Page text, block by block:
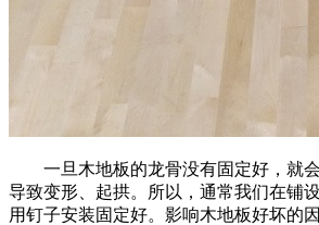
一旦木地板的龙骨没有固定好，就会
导致变形、起拱。所以，通常我们在铺
用钉子安装固定好。影响木地板好坏的